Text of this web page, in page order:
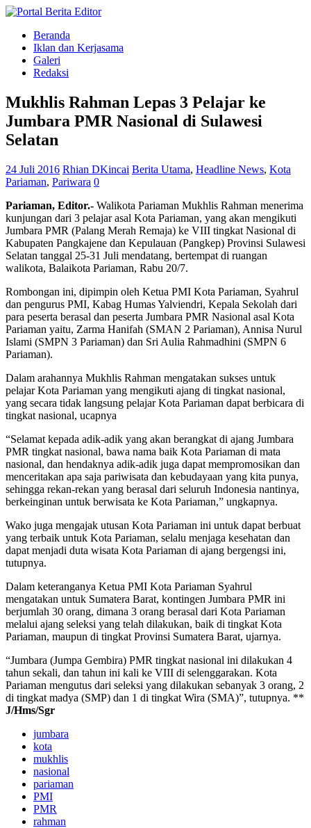
Beranda
Iklan dan Kerjasama
Galeri
Redaksi
Mukhlis Rahman Lepas 3 Pelajar ke
Jumbara PMR Nasional di Sulawesi
Selatan
24 Juli 2016 Rhian DKincai Berita Utama, Headline News, Kota
Pariaman, Pariwara 0
Pariaman, Editor.- Walikota Pariaman Mukhlis Rahman menerima
kunjungan dari 3 pelajar asal Kota Pariaman, yang akan mengikuti
Jumbara PMR (Palang Merah Remaja) ke VIII tingkat Nasional di
Kabupaten Pangkajene dan Kepulauan (Pangkep) Provinsi Sulawesi
Selatan tanggal 25-31 Juli mendatang, bertempat di ruangan
walikota, Balaikota Pariaman, Rabu 20/7.
Rombongan ini, dipimpin oleh Ketua PMI Kota Pariaman, Syahrul
dan pengurus PMI, Kabag Humas Yalviendri, Kepala Sekolah dari
para peserta berasal dan peserta Jumbara PMR Nasional asal Kota
Pariaman yaitu, Zarma Hanifah (SMAN 2 Pariaman), Annisa Nurul
Islami (SMPN 3 Pariaman) dan Sri Aulia Rahmadhini (SMPN 6
Pariaman).
Dalam arahannya Mukhlis Rahman mengatakan sukses untuk
pelajar Kota Pariaman yang mengikuti ajang di tingkat nasional,
yang secara tidak langsung pelajar Kota Pariaman dapat berbicara di
tingkat nasional, ucapnya
“Selamat kepada adik-adik yang akan berangkat di ajang Jumbara
PMR tingkat nasional, bawa nama baik Kota Pariaman di mata
nasional, dan hendaknya adik-adik juga dapat mempromosikan dan
menceritakan apa saja pariwisata dan kebudayaan yang kita punya,
sehingga rekan-rekan yang berasal dari seluruh Indonesia nantinya,
berkeinginan untuk berwisata ke Kota Pariaman,” ungkapnya.
Wako juga mengajak utusan Kota Pariaman ini untuk dapat berbuat
yang terbaik untuk Kota Pariaman, selalu menjaga kesehatan dan
dapat menjadi duta wisata Kota Pariaman di ajang bergengsi ini,
tutupnya.
Dalam keteranganya Ketua PMI Kota Pariaman Syahrul
mengatakan untuk Sumatera Barat, kontingen Jumbara PMR ini
berjumlah 30 orang, dimana 3 orang berasal dari Kota Pariaman
melalui ajang seleksi yang telah dilakukan, baik di tingkat Kota
Pariaman, maupun di tingkat Provinsi Sumatera Barat, ujarnya.
“Jumbara (Jumpa Gembira) PMR tingkat nasional ini dilakukan 4
tahun sekali, dan tahun ini kali ke VIII di selenggarakan. Kota
Pariaman mengutus dari seleksi yang dilakukan sebanyak 3 orang, 2
di tingkat madya (SMP) dan 1 di tingkat Wira (SMA)”, tutupnya. **
J/Hms/Sgr
jumbara
kota
mukhlis
nasional
pariaman
PMI
PMR
rahman